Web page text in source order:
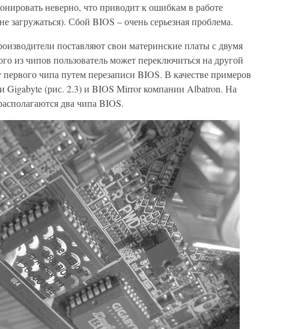
неверно, что приводит к ошибкам в работе
загружаться). Сбой BIOS – очень серьезная проблема.
поставляют свои материнские платы с двумя
из чипов пользователь может переключиться на другой
чипа путем перезаписи BIOS. В качестве примеров
(рис. 2.3) и BIOS Mirror компании Albatron. На
два чипа BIOS.